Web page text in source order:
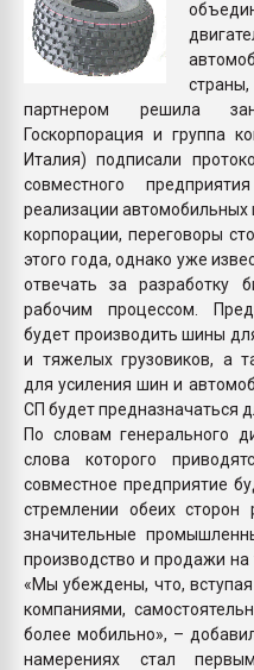
партнером решила
Госкорпорация и группа
Италия) подписали
совместного
реализации автомобильных
корпорации, переговоры
этого года, однако уже
отвечать за разработку
рабочим процессом.
будет производить шины
и тяжелых грузовиков, а
для усиления шин и
СП будет предназначаться
По словам генерального
слова которого
совместное предприятие
стремлении обеих сторон
значительные
производство и продажи на
«Мы убеждены, что,
компаниями,
более мобильно», –
намерениях стал